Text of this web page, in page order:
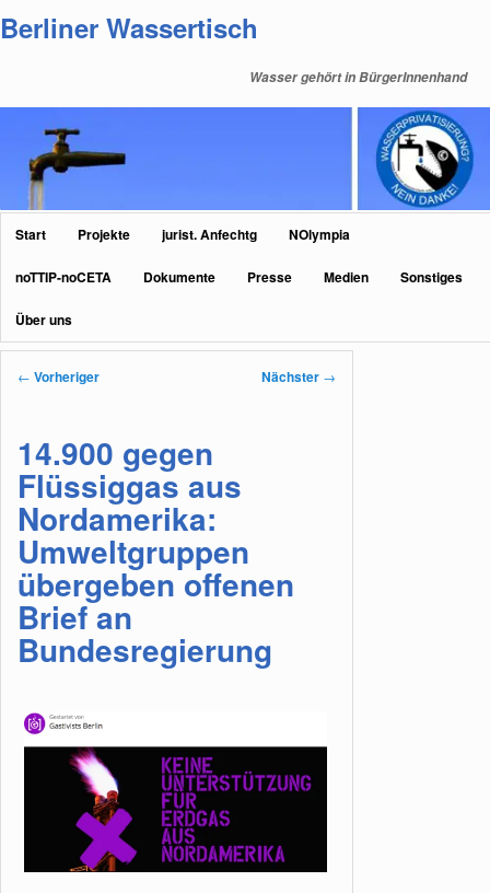
primären
Berliner Wassertisch
Wasser gehört in BürgerInnenhand
Hauptmenü
Start Projekte jurist. Anfechtg NOlympia
noTTIP-noCETA Dokumente Presse Medien Sonstiges
Über uns
Beitragsnavigation
← Vorheriger Nächster →
14.900 gegen
Flüssiggas aus
Nordamerika:
Umweltgruppen
übergeben offenen
Brief an
Bundesregierung